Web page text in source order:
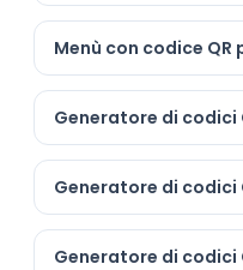
Menù con codice
Generatore di codici
Generatore di codici
Generatore di codici